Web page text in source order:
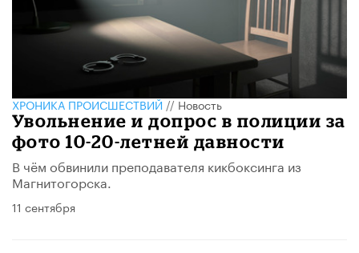
ХРОНИКА ПРОИСШЕСТВИЙ//Новость
Увольнение и допрос в полиции за
фото 10-20-летней давности
В чём обвинили преподавателя кикбоксинга из
Магнитогорска.
11 сентября